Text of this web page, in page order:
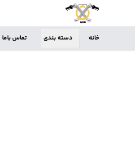
خانه دسته بندی تماس باما